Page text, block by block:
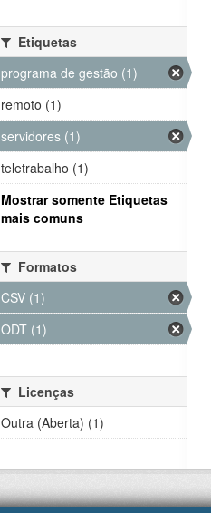
Etiquetas
programa de gestão (1)
remoto (1)
servidores (1)
teletrabalho (1)
Mostrar somente Etiquetas
mais comuns
Formatos
CSV (1)
ODT (1)
Licenças
Outra (Aberta) (1)